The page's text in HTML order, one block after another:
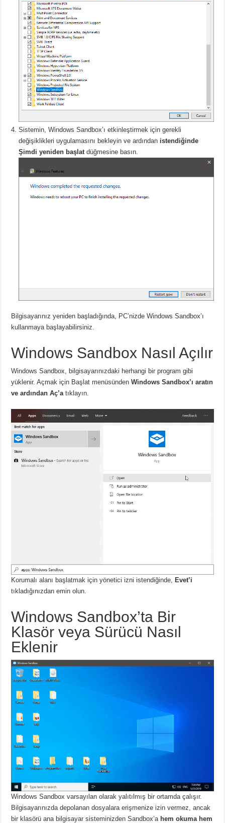
Sistemin, Windows Sandbox’ı etkinleştirmek için gerekli
değişiklikleri uygulamasını bekleyin ve ardından istendiğinde
Şimdi yeniden başlatdüğmesine basın.
Bilgisayarınız yeniden başladığında, PC’nizde Windows Sandbox’ı
kullanmaya başlayabilirsiniz.
Windows Sandbox Nasıl Açılır
Windows Sandbox, bilgisayarınızdaki herhangi bir program gibi
yüklenir. Açmak için Başlat menüsündenWindows Sandbox’ı aratın
ve ardından Aç’a tıklayın.
Korumalı alanı başlatmak için yönetici izni istendiğinde, Evet’i
tıkladığınızdan emin olun.
Windows Sandbox’ta Bir
Klasör veya Sürücü Nasıl
Eklenir
Windows Sandbox varsayılan olarak yalıtılmış bir ortamda çalışır.
Bilgisayarınızda depolanan dosyalara erişmenize izin vermez, ancak
bir klasörü ana bilgisayar sisteminizden Sandbox’a hem okuma hem